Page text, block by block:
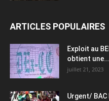
ARTICLES POPULAIRES
Exploit au
obtient une...
juillet 21, 2023
Urgent/